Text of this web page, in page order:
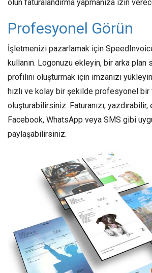
olun faturalandırma yapmanıza izin
Profesyonel Görün
İşletmenizi pazarlamak için
kullanın. Logonuzu ekleyin, bir arka
profilini oluşturmak için imzanızı
hızlı ve kolay bir şekilde profesyonel bir
oluşturabilirsiniz. Faturanızı,
Facebook, WhatsApp veya SMS gibi
paylaşabilirsiniz.